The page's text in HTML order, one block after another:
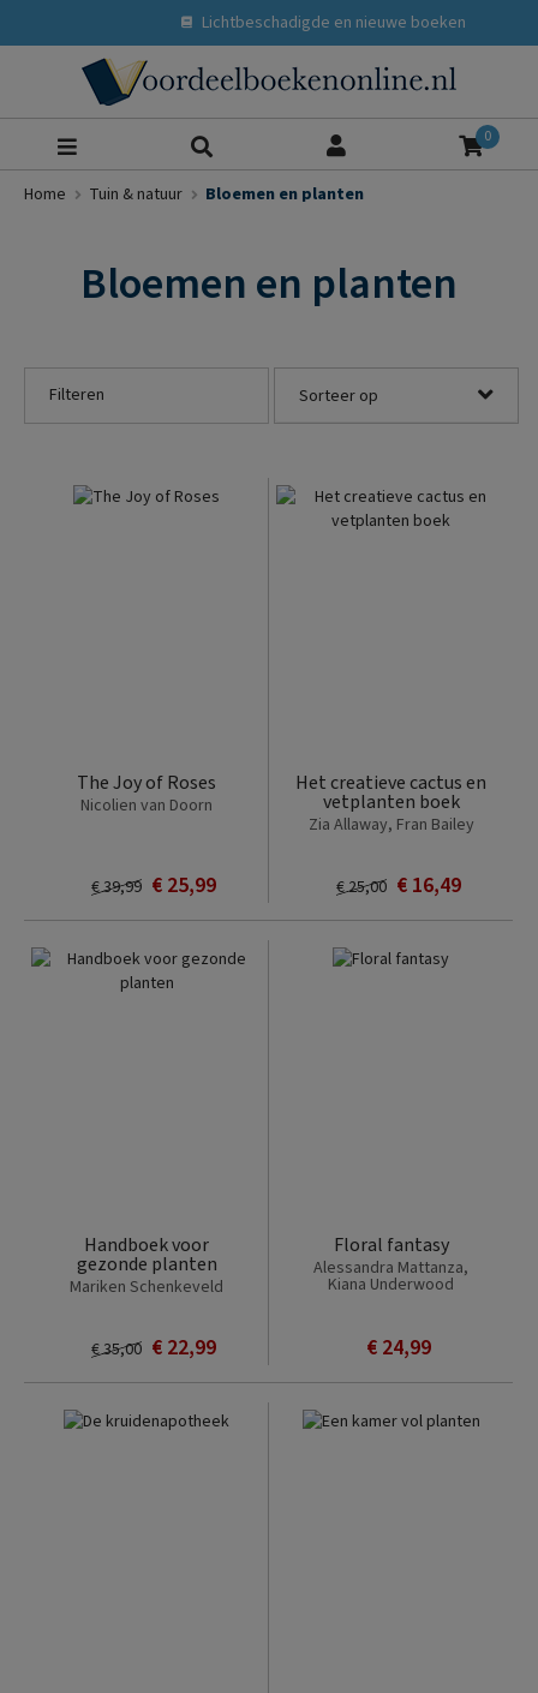
Lichtbeschadigde en nieuwe boeken
0
Home Tuin & natuur Bloemen en planten
Bloemen en planten
Filteren
The Joy of Roses
Nicolien van Doorn
€ 25,99
€ 39,99
Het creatieve cactus en
vetplanten boek
Zia Allaway, Fran Bailey
€ 16,49
€ 25,00
Handboek voor
gezonde planten
Mariken Schenkeveld
€ 22,99
€ 35,00
Floral fantasy
Alessandra Mattanza,
Kiana Underwood
€ 24,99